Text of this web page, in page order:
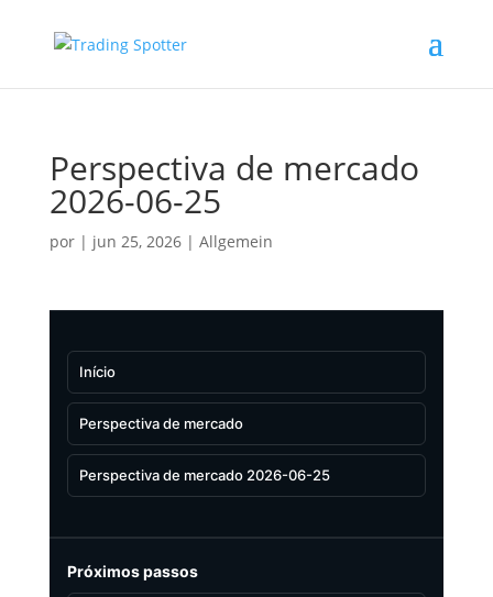
Perspectiva de mercado
2026-06-25
por | jun 25, 2026| Allgemein
Início
Perspectiva de mercado
Perspectiva de mercado 2026-06-25
Próximos passos